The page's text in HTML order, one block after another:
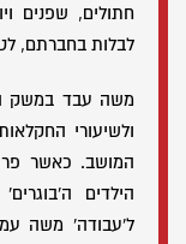
חתולים, שפנים
לבלות בחברתם,
משה עבד במשק
ולשיעורי
המושב. כאשר
ל'עבודה' משה